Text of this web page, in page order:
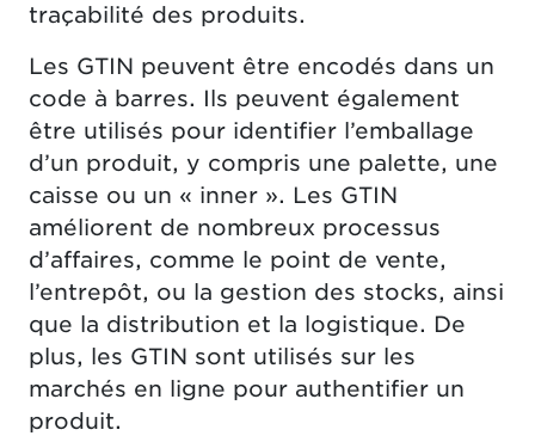
traçabilité des produits.
Les GTIN peuvent être encodés dans un
code à barres. Ils peuvent également
être utilisés pour identifier l’emballage
d’un produit, y compris une palette, une
caisse ou un « inner ». Les GTIN
améliorent de nombreux processus
d’affaires, comme le point de vente,
l’entrepôt, ou la gestion des stocks, ainsi
que la distribution et la logistique. De
plus, les GTIN sont utilisés sur les
marchés en ligne pour authentifier un
produit.